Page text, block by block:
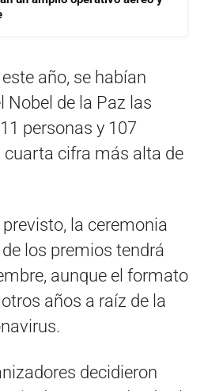
año, se habían
Nobel de la Paz las
personas y 107
cuarta cifra más alta de
la ceremonia
los premios tendrá
aunque el formato
años a raíz de la
decidieron